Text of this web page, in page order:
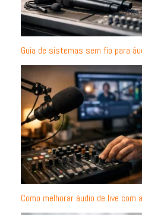
Guia de sistemas sem fio para
Como melhorar áudio de live